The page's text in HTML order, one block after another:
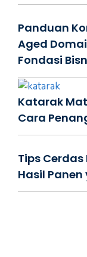
Panduan
Aged
Fondasi
Katarak
Cara
Tips
Hasil